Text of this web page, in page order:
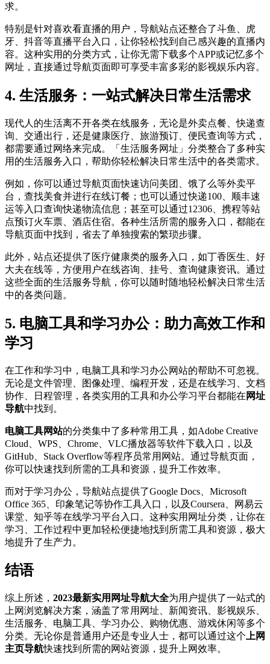
求。
特别是针对喜欢看直播的用户，导航站点还整合了斗鱼、虎
牙、抖音等直播平台入口，让你轻松找到自己感兴趣的直播内
容。这种实用的分类方式，让你无需下载多个APP或记忆多个
网址，直接通过导航页面即可享受丰富多彩的影视娱乐内容。
4. 生活服务：一站式解决日常生活需求
现代人的生活离不开各类在线服务，无论是外卖点餐、快递查
询、交通出行，还是健康医疗、旅游预订、便民查询等方式，
都需要通过网络来完成。「生活服务网址」分类整合了多种实
用的生活服务入口，帮助你轻松解决日常生活中的各类需求。
例如，你可以通过导航页面快速访问美团、饿了么等外卖平
台，查找美食并进行在线订餐；也可以通过快递100、顺丰速
运等入口查询快递物流信息；甚至可以通过12306、携程等站
点预订火车票、酒店住宿。各种生活所需的服务入口，都能在
导航页面中找到，省去了单独搜索的繁琐步骤。
此外，站点还提供了医疗健康类的服务入口，如丁香医生、好
大夫在线等，方便用户在线咨询、挂号、查询健康资讯。通过
这些全面的生活服务导航，你可以随时随地轻松解决日常生活
中的各类问题。
5. 电脑工具和学习办公：助力高效工作和
学习
在工作和学习中，电脑工具和学习办公网站的帮助不可忽视。
无论是文件管理、图像处理、编程开发，还是在线学习、文档
协作、日程管理，各类实用的工具和办公学习平台都能在 网址
导航中找到。
电脑工具网站的分类集中了多种常用工具，如Adobe Creative
Cloud、WPS、Chrome、VLC播放器等软件下载入口，以及
GitHub、Stack Overflow等程序员常用网站。通过导航页面，
你可以快速找到所需的工具和资源，提升工作效率。
而对于学习办公，导航站点提供了Google Docs、Microsoft
Office 365、印象笔记等协作工具入口，以及Coursera、网易云
课堂、知乎等在线学习平台入口。这种实用网址分类，让你在
学习、工作过程中更加轻松便捷地找到所需工具和资源，极大
地提升了生产力。
结语
综上所述， 2023最新实用网址导航大全为用户提供了一站式的
上网浏览解决方案，涵盖了常用网址、新闻资讯、影视娱乐、
生活服务、电脑工具、学习办公、购物优惠、游戏休闲等多个
分类。无论你是普通用户还是专业人士，都可以通过这个 上网
主页导航快速找到所需的网站资源，提升上网效率。